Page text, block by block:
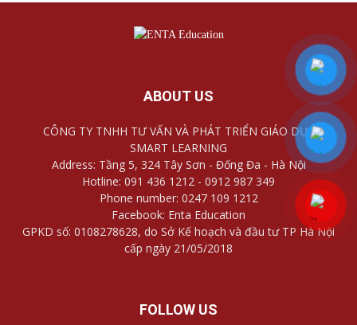
ABOUT US
CÔNG TY TNHH TƯ VẤN VÀ PHÁT TRIỂN GIÁO DỤC
SMART LEARNING
Address: Tầng 5, 324 Tây Sơn - Đống Đa - Hà Nội
Hotline: 091 436 1212 - 0912 987 349
Phone number: 0247 109 1212
Facebook: Enta Education
GPKD số: 0108278628, do Sở Kế hoạch và đầu tư TP Hà Nội
cấp ngày 21/05/2018
FOLLOW US